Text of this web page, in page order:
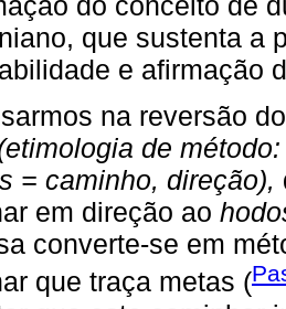
que sustenta a
e afirmação
na reversão
de
= caminho, direção),
em direção ao
converte-se em
que traça metas (